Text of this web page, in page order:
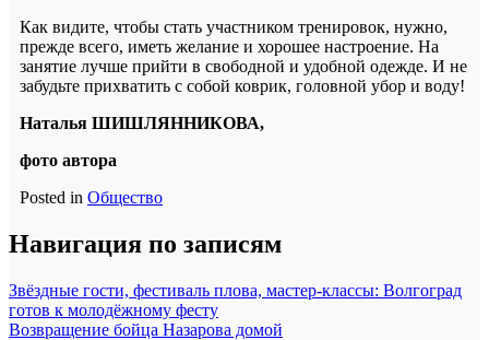
Как видите, чтобы стать участником тренировок, нужно,
прежде всего, иметь желание и хорошее настроение. На
занятие лучше прийти в свободной и удобной одежде. И не
забудьте прихватить с собой коврик, головной убор и воду!
Наталья ШИШЛЯННИКОВА,
фото автора
Posted in Общество
Навигация по записям
Звёздные гости, фестиваль плова, мастер-классы: Волгоград
готов к молодёжному фесту
Возвращение бойца Назарова домой